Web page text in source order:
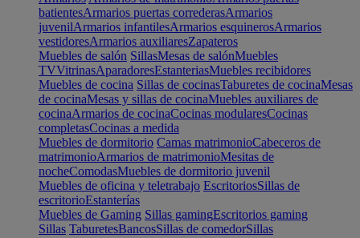
batientesArmarios puertas correderasArmarios
juvenilArmarios infantilesArmarios esquinerosArmarios
vestidoresArmarios auxiliaresZapateros
Muebles de salón SillasMesas de salónMuebles
TVVitrinasAparadoresEstanteriasMuebles recibidores
Muebles de cocina Sillas de cocinasTaburetes de cocinaMesas
de cocinaMesas y sillas de cocinaMuebles auxiliares de
cocinaArmarios de cocinaCocinas modularesCocinas
completasCocinas a medida
Muebles de dormitorio Camas matrimonioCabeceros de
matrimonioArmarios de matrimonioMesitas de
nocheComodasMuebles de dormitorio juvenil
Muebles de oficina y teletrabajo EscritoriosSillas de
escritorioEstanterías
Muebles de Gaming Sillas gamingEscritorios gaming
Sillas TaburetesBancosSillas de comedorSillas